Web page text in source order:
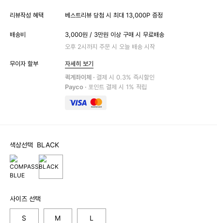
리뷰작성 혜택 베스트리뷰 당첨 시 최대 13,000P 증정
배송비
3,000원 / 3만원 이상 구매 시 무료배송
오후 2시까지 주문 시 오늘 배송 시작
무이자 할부
자세히 보기
퀵계좌이체 · 결제 시 0.3% 즉시할인
Payco · 포인트 결제 시 1% 적립
색상선택 BLACK
사이즈 선택
S M L